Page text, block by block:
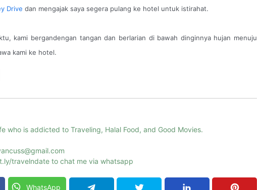
Drive dan mengajak saya segera pulang ke hotel untuk istirahat.
kami bergandengan tangan dan berlarian di bawah dinginnya hujan menuju
kami ke hotel.
who is addicted to Traveling, Halal Food, and Good Movies.
travelndate to chat me via whatsapp
WhatsApp